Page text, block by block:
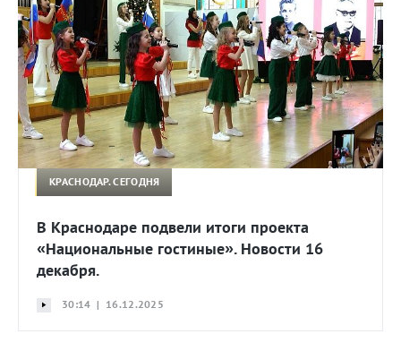
КРАСНОДАР. СЕГОДНЯ
В Краснодаре подвели итоги проекта
«Национальные гостиные». Новости 16
декабря.
30:14 | 16.12.2025